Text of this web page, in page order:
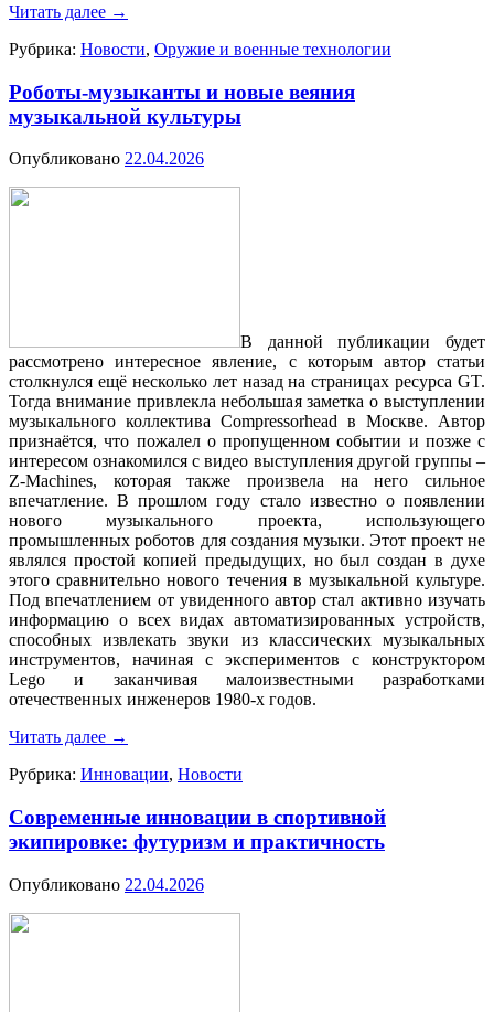
Читать далее →
Рубрика: Новости, Оружие и военные технологии
Роботы-музыканты и новые веяния
музыкальной культуры
Опубликовано 22.04.2026
В данной публикации будет
рассмотрено интересное явление, с которым автор статьи
столкнулся ещё несколько лет назад на страницах ресурса GT.
Тогда внимание привлекла небольшая заметка о выступлении
музыкального коллектива Compressorhead в Москве. Автор
признаётся, что пожалел о пропущенном событии и позже с
интересом ознакомился с видео выступления другой группы –
Z-Machines, которая также произвела на него сильное
впечатление. В прошлом году стало известно о появлении
нового музыкального проекта, использующего
промышленных роботов для создания музыки. Этот проект не
являлся простой копией предыдущих, но был создан в духе
этого сравнительно нового течения в музыкальной культуре.
Под впечатлением от увиденного автор стал активно изучать
информацию о всех видах автоматизированных устройств,
способных извлекать звуки из классических музыкальных
инструментов, начиная с экспериментов с конструктором
Lego и заканчивая малоизвестными разработками
отечественных инженеров 1980-х годов.
Читать далее →
Рубрика: Инновации, Новости
Современные инновации в спортивной
экипировке: футуризм и практичность
Опубликовано 22.04.2026